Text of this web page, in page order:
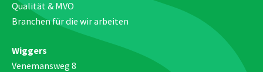
Qualität & MVO
Branchen für die wir arbeiten
Wiggers
Venemansweg 8